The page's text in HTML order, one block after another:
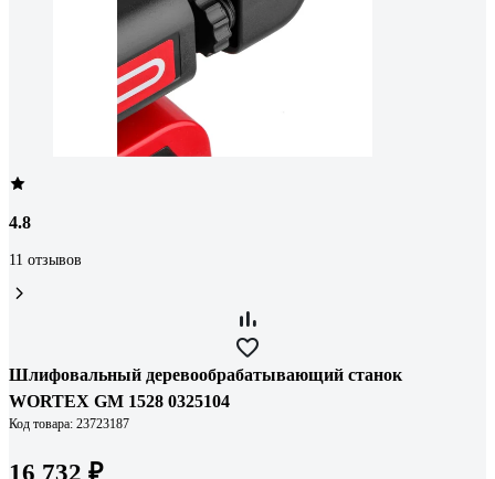
4.8
11 отзывов
Шлифовальный деревообрабатывающий станок
WORTEX GM 1528 0325104
Код товара: 23723187
16 732 ₽